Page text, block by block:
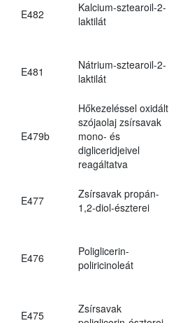
E482
Kalcium-sztearoil-2-
laktilát
E481
Nátrium-sztearoil-2-
laktilát
E479b
Hőkezeléssel oxidált
szójaolaj zsírsavak
mono- és
digliceridjeivel
reagáltatva
E477
Zsírsavak propán-
1,2-diol-észterei
E476
Poliglicerin-
poliricinoleát
E475
Zsírsavak